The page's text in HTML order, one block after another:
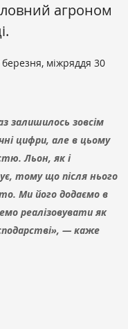
агроном
міжряддя 30
залишилось зовсім
цифри, але в цьому
Льон, як і
тому що після нього
Ми його додаємо в
реалізовувати як
— каже